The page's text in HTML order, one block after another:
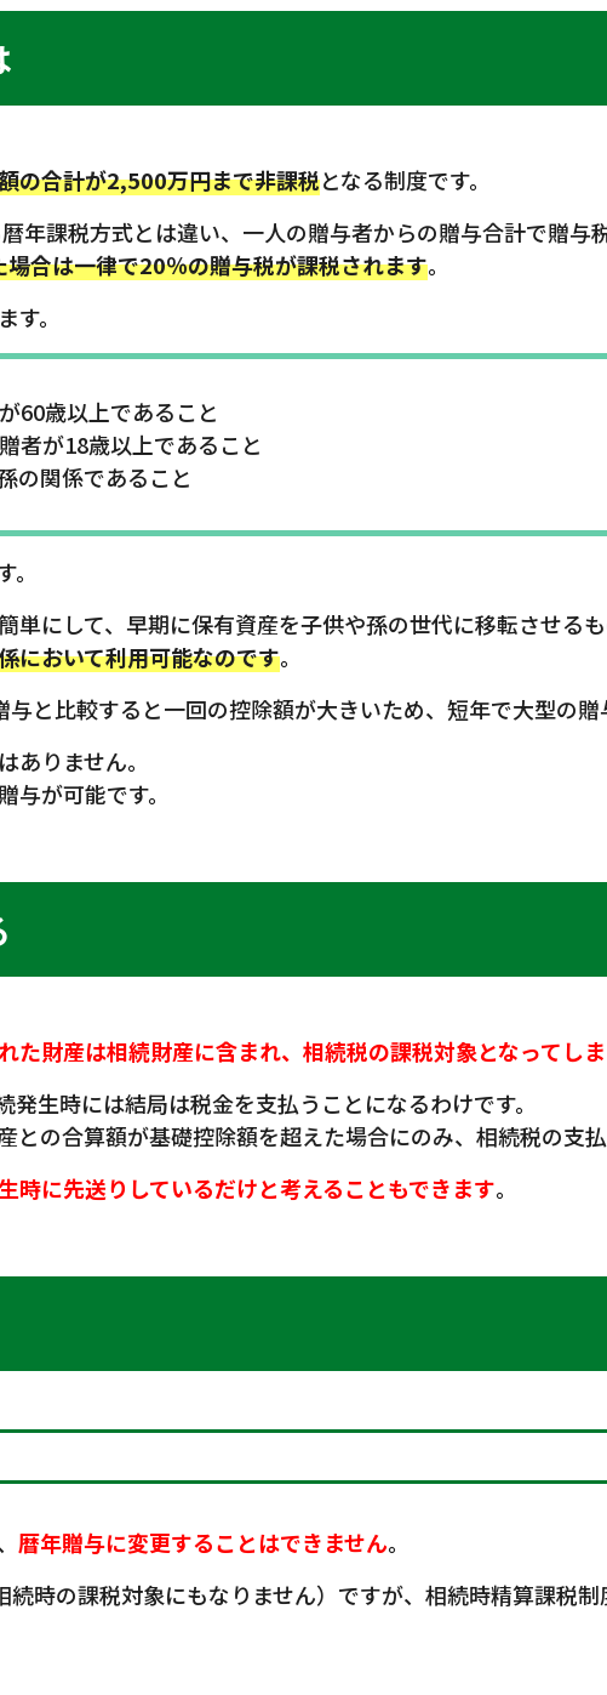
の合計が2,500万円まで非課税となる制度です。
年課税方式とは違い、一人の贈与者からの贈与合計で贈与
場合は一律で20％の贈与税が課税されます。
。
60歳以上であること
者が18歳以上であること
の関係であること
にして、早期に保有資産を子供や孫の世代に移転させるも
において利用可能なのです。
と比較すると一回の控除額が大きいため、短年で大型の贈
りません。
が可能です。
た財産は相続財産に含まれ、相続税の課税対象となってし
生時には結局は税金を支払うことになるわけです。
との合算額が基礎控除額を超えた場合にのみ、相続税の支
時に先送りしているだけと考えることもできます。
暦年贈与に変更することはできません。
時の課税対象にもなりません）ですが、相続時精算課税